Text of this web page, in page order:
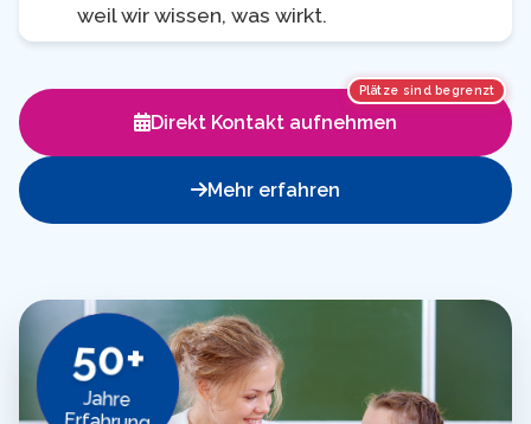
weil wir wissen, was wirkt.
Plätze sind begrenzt
Direkt Kontakt aufnehmen
Mehr erfahren
50+
Jahre
Erfahrung